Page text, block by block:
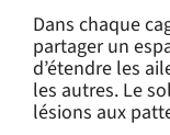
Dans chaque
partager un
d’étendre les
les autres. Le
lésions aux